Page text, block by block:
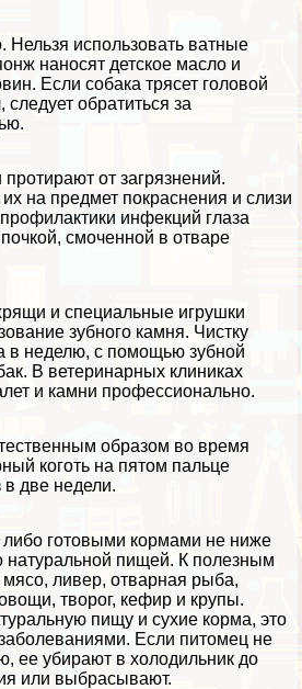
Нельзя использовать ватные
наносят детское масло и
Если собака трясет головой
обратиться за
протирают от загрязнений.
на предмет покраснения и слизи
инфекций глаза
смоченной в отваре
и специальные игрушки
зубного камня. Чистку
в неделю, с помощью зубной
В ветеринарных клиниках
и камни профессионально.
образом во время
коготь на пятом пальце
в две недели.
готовыми кормами не ниже
натуральной пищей. К полезным
мясо, ливер, отварная рыба,
творог, кефир и крупы.
пищу и сухие корма, это
Если питомец не
ее убирают в холодильник до
или выбрасывают.